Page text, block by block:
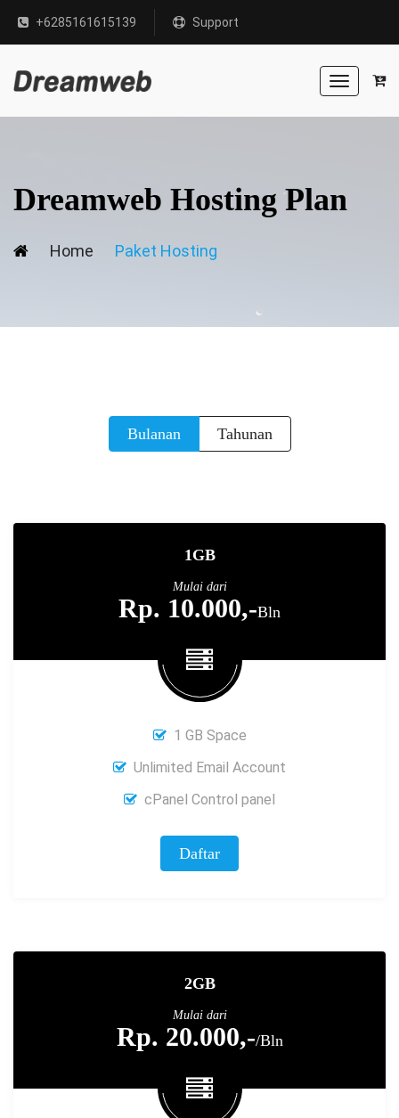
+6285161615139 Support
Toggle
navigation
Dreamweb Hosting Plan
Home Paket Hosting
Bulanan Tahunan
1GB
Mulai dari
Rp. 10.000,-Bln
1 GB Space
Unlimited Email Account
cPanel Control panel
Daftar
2GB
Mulai dari
Rp. 20.000,-/Bln